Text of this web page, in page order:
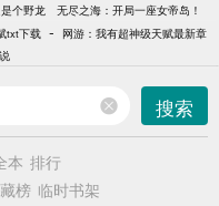
个野龙
无尽之海：开局一座女帝岛！
txt下载 -
网游：我有超神级天赋最新章
搜索
本 排行
榜 临时书架